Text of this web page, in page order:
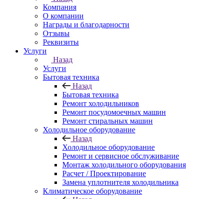
Компания
О компании
Награды и благодарности
Отзывы
Реквизиты
Услуги
Назад
Услуги
Бытовая техника
Назад
Бытовая техника
Ремонт холодильников
Ремонт посудомоечных машин
Ремонт стиральных машин
Холодильное оборудование
Назад
Холодильное оборудование
Ремонт и сервисное обслуживание
Монтаж холодильного оборудования
Расчет / Проектирование
Замена уплотнителя холодильника
Климатическое оборудование